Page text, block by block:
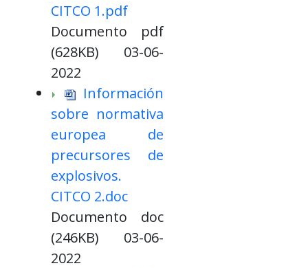
CITCO 1.pdf
Documento pdf
(628KB) 03-06-
2022
Información
sobre normativa
europea de
precursores de
explosivos.
CITCO 2.doc
Documento doc
(246KB) 03-06-
2022